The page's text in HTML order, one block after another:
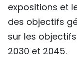
expositions et
des objectifs
sur les
2030 et 2045.